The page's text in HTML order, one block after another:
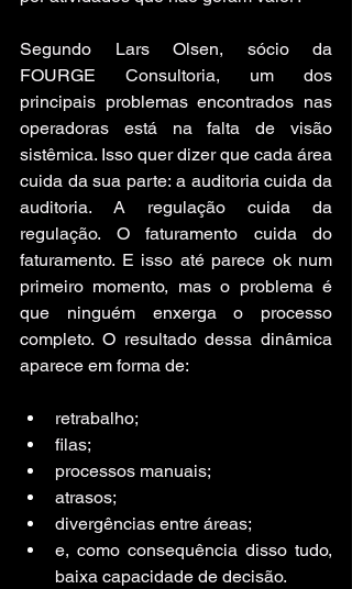
Segundo Lars Olsen, sócio da
FOURGE Consultoria, um dos
principais problemas encontrados nas
operadoras está na falta de visão
sistêmica. Isso quer dizer que cada área
cuida da sua parte: a auditoria cuida da
auditoria. A regulação cuida da
regulação. O faturamento cuida do
faturamento. E isso até parece ok num
primeiro momento, mas o problema é
que ninguém enxerga o processo
completo. O resultado dessa dinâmica
aparece em forma de:
retrabalho;
filas;
processos manuais;
atrasos;
divergências entre áreas;
e, como consequência disso tudo,
baixa capacidade de decisão.